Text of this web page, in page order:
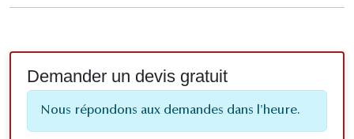
Demander un devis gratuit
Nous répondons aux demandes dans l'heure.